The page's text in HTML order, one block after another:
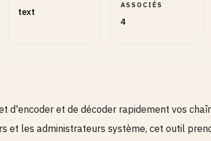
text
ASSOCIÉS
4
d'encoder et de décoder rapidement vos
et les administrateurs système, cet outil